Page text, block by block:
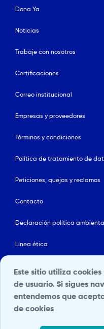
Dona Ya
Noticias
Trabaje con nosotros
Certificaciones
Correo institucional
Empresas y proveedores
Términos y condiciones
Política de tratamiento de
Peticiones, quejas y reclamos
Contacto
Declaración política ambiental
Línea ética
Política de Seguridad y Salud
Portal Terceros
Este sitio utiliza
de usuario. Si sigues
entendemos que
de cookies